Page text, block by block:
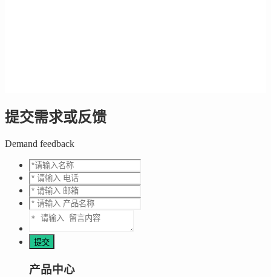
提交需求或反馈
Demand feedback
产品中心